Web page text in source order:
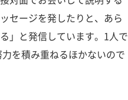
セージを発したりと、あら
」と発信しています。1人で
を積み重ねるほかないので